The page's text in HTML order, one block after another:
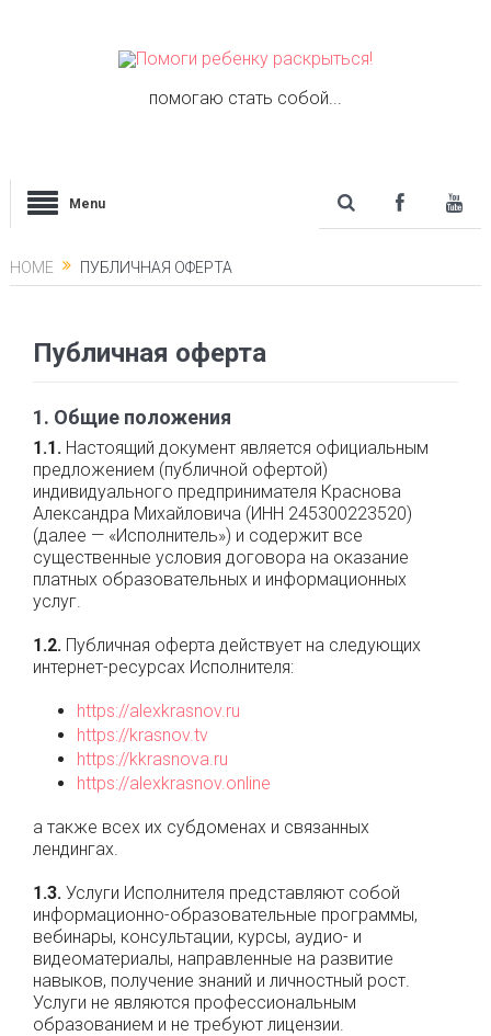
помогаю стать собой...
Menu
HOME ПУБЛИЧНАЯ ОФЕРТА
Публичная оферта
1. Общие положения
1.1. Настоящий документ является официальным
предложением (публичной офертой)
индивидуального предпринимателя Краснова
Александра Михайловича (ИНН 245300223520)
(далее — «Исполнитель») и содержит все
существенные условия договора на оказание
платных образовательных и информационных
услуг.
1.2. Публичная оферта действует на следующих
интернет-ресурсах Исполнителя:
https://alexkrasnov.ru
https://krasnov.tv
https://kkrasnova.ru
https://alexkrasnov.online
а также всех их субдоменах и связанных
лендингах.
1.3. Услуги Исполнителя представляют собой
информационно-образовательные программы,
вебинары, консультации, курсы, аудио- и
видеоматериалы, направленные на развитие
навыков, получение знаний и личностный рост.
Услуги не являются профессиональным
образованием и не требуют лицензии.